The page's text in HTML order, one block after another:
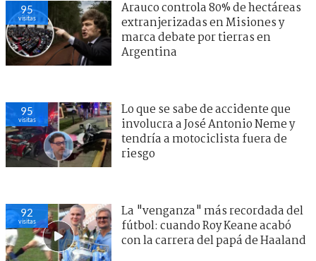
95
visitas
Arauco controla 80% de hectáreas
extranjerizadas en Misiones y
marca debate por tierras en
Argentina
95
visitas
Lo que se sabe de accidente que
involucra a José Antonio Neme y
tendría a motociclista fuera de
riesgo
92
visitas
La "venganza" más recordada del
fútbol: cuando Roy Keane acabó
con la carrera del papá de Haaland